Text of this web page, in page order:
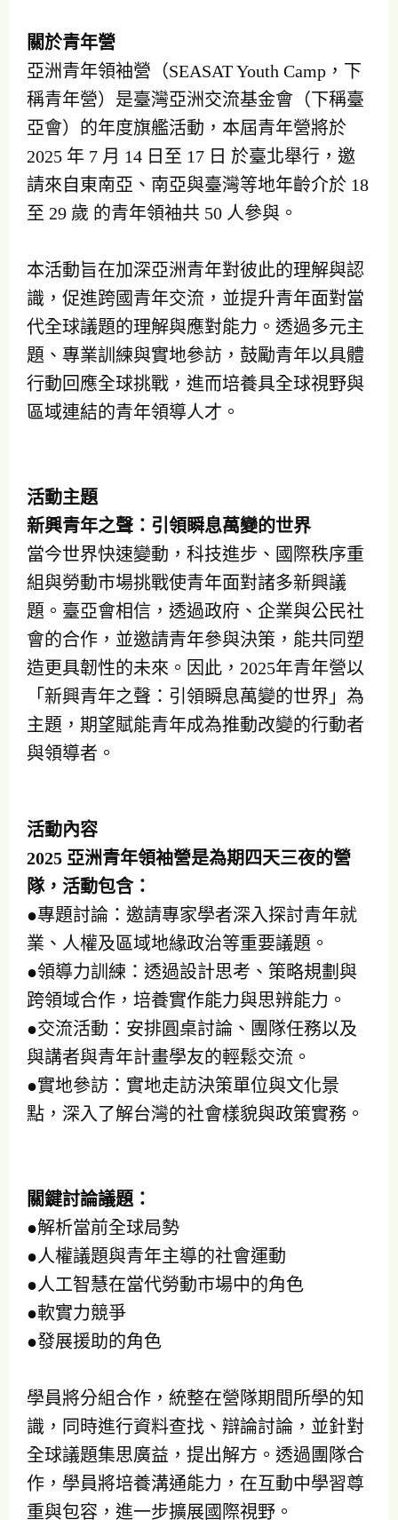
關於青年營
亞洲青年領袖營（SEASAT Youth Camp，下
稱青年營）是臺灣亞洲交流基金會（下稱臺
亞會）的年度旗艦活動，本屆青年營將於
2025 年 7 月 14 日至 17 日 於臺北舉行，邀
請來自東南亞、南亞與臺灣等地年齡介於 18
至 29 歲 的青年領袖共 50 人參與。
本活動旨在加深亞洲青年對彼此的理解與認
識，促進跨國青年交流，並提升青年面對當
代全球議題的理解與應對能力。透過多元主
題、專業訓練與實地參訪，鼓勵青年以具體
行動回應全球挑戰，進而培養具全球視野與
區域連結的青年領導人才。
活動主題
新興青年之聲：引領瞬息萬變的世界
當今世界快速變動，科技進步、國際秩序重
組與勞動市場挑戰使青年面對諸多新興議
題。臺亞會相信，透過政府、企業與公民社
會的合作，並邀請青年參與決策，能共同塑
造更具韌性的未來。因此，2025年青年營以
「新興青年之聲：引領瞬息萬變的世界」為
主題，期望賦能青年成為推動改變的行動者
與領導者。
活動內容
2025 亞洲青年領袖營是為期四天三夜的營
隊，活動包含：
●專題討論：邀請專家學者深入探討青年就
業、人權及區域地緣政治等重要議題。
●領導力訓練：透過設計思考、策略規劃與
跨領域合作，培養實作能力與思辨能力。
●交流活動：安排圓桌討論、團隊任務以及
與講者與青年計畫學友的輕鬆交流。
●實地參訪：實地走訪決策單位與文化景
點，深入了解台灣的社會樣貌與政策實務。
關鍵討論議題：
●解析當前全球局勢
●人權議題與青年主導的社會運動
●人工智慧在當代勞動市場中的角色
●軟實力競爭
●發展援助的角色
學員將分組合作，統整在營隊期間所學的知
識，同時進行資料查找、辯論討論，並針對
全球議題集思廣益，提出解方。透過團隊合
作，學員將培養溝通能力，在互動中學習尊
重與包容，進一步擴展國際視野。